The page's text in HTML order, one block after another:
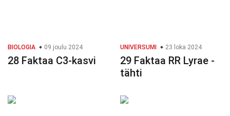
BIOLOGIA 09 joulu 2024
28 Faktaa C3-kasvi
UNIVERSUMI 23 loka 2024
29 Faktaa RR Lyrae -
tähti